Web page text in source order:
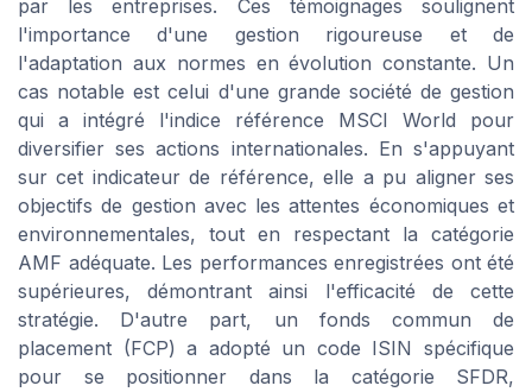
par les entreprises. Ces témoignages soulignent
l'importance d'une gestion rigoureuse et de
l'adaptation aux normes en évolution constante. Un
cas notable est celui d'une grande société de gestion
qui a intégré l'indice référence MSCI World pour
diversifier ses actions internationales. En s'appuyant
sur cet indicateur de référence, elle a pu aligner ses
objectifs de gestion avec les attentes économiques et
environnementales, tout en respectant la catégorie
AMF adéquate. Les performances enregistrées ont été
supérieures, démontrant ainsi l'efficacité de cette
stratégie. D'autre part, un fonds commun de
placement (FCP) a adopté un code ISIN spécifique
pour se positionner dans la catégorie SFDR,